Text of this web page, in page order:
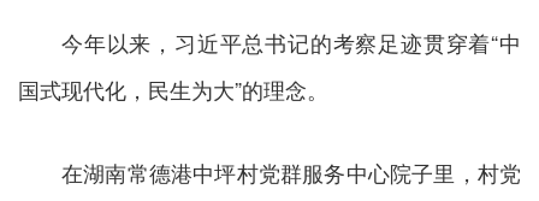
今年以来，习近平总书记的考察足迹贯穿着“中
国式现代化，民生为大”的理念。
在湖南常德港中坪村党群服务中心院子里，村党